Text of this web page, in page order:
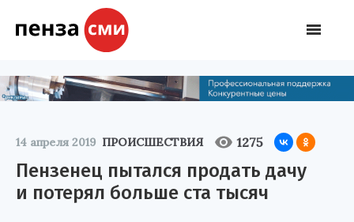
14 апреля 2019 ПРОИСШЕСТВИЯ 1275
Пензенец пытался продать дачу
и потерял больше ста тысяч